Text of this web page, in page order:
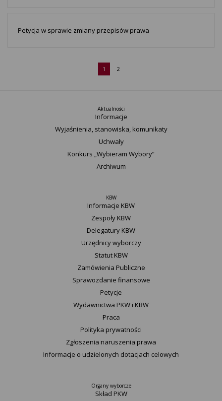
Petycja w sprawie zmiany przepisów prawa
1 2
Aktualności
Informacje
Wyjaśnienia, stanowiska, komunikaty
Uchwały
Konkurs „Wybieram Wybory”
Archiwum
KBW
Informacje KBW
Zespoły KBW
Delegatury ​KBW
Urzędnicy wyborczy
Statut K​BW
Zamówienia Publiczne
Sprawozdanie finansowe
Petycje
Wydawnictwa PKW i KBW
Praca
Polityka prywatności
Zgłoszenia naruszenia prawa
Informacje o udzielonych dotacjach celowych
Organy wyborcze
Skład PKW